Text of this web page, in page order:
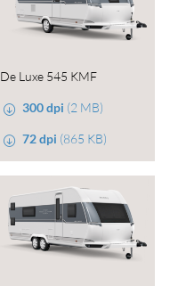
De Luxe 545 KMF
300 dpi (2 MB)
72 dpi (865 KB)